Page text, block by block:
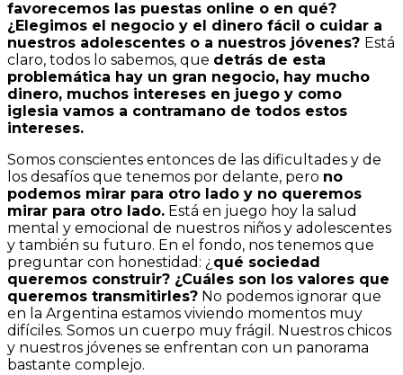
favorecemos las puestas online o en qué?
¿Elegimos el negocio y el dinero fácil o cuidar a
nuestros adolescentes o a nuestros jóvenes? Está
claro, todos lo sabemos, que detrás de esta
problemática hay un gran negocio, hay mucho
dinero, muchos intereses en juego y como
iglesia vamos a contramano de todos estos
intereses.
Somos conscientes entonces de las dificultades y de
los desafíos que tenemos por delante, pero no
podemos mirar para otro lado y no queremos
mirar para otro lado. Está en juego hoy la salud
mental y emocional de nuestros niños y adolescentes
y también su futuro. En el fondo, nos tenemos que
preguntar con honestidad: ¿ qué sociedad
queremos construir? ¿Cuáles son los valores que
queremos transmitirles? No podemos ignorar que
en la Argentina estamos viviendo momentos muy
difíciles. Somos un cuerpo muy frágil. Nuestros chicos
y nuestros jóvenes se enfrentan con un panorama
bastante complejo.